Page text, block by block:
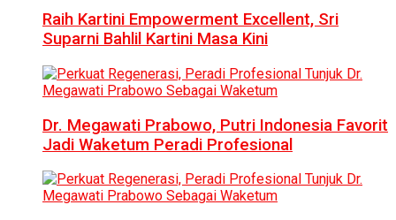
Raih Kartini Empowerment Excellent, Sri
Suparni Bahlil Kartini Masa Kini
Dr. Megawati Prabowo, Putri Indonesia Favorit
Jadi Waketum Peradi Profesional